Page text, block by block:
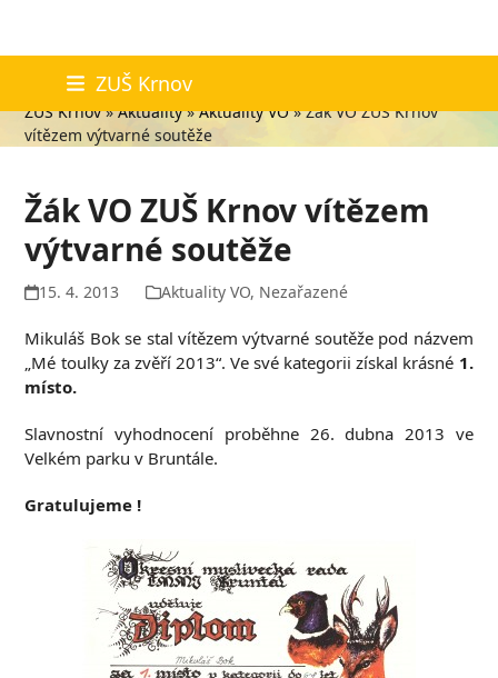
content
ZUŠ Krnov
Aktuality
ZUŠ Krnov»Aktuality»Aktuality VO»Žák VO ZUŠ Krnov
vítězem výtvarné soutěže
Žák VO ZUŠ Krnov vítězem
výtvarné soutěže
15. 4. 2013 Aktuality VO, Nezařazené
Mikuláš Bok se stal vítězem výtvarné soutěže pod názvem
„Mé toulky za zvěří 2013“. Ve své kategorii získal krásné 1.
místo.
Slavnostní vyhodnocení proběhne 26. dubna 2013 ve
Velkém parku v Bruntále.
Gratulujeme !